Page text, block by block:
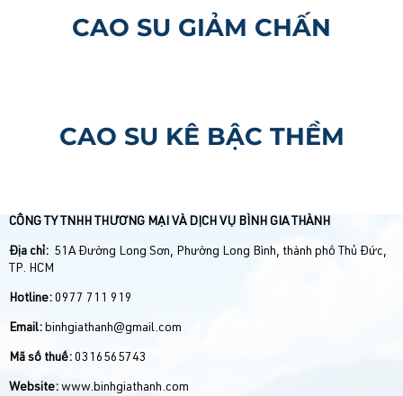
CAO SU GIẢM CHẤN
CAO SU KÊ BẬC THỀM
CÔNG TY TNHH THƯƠNG MẠI VÀ DỊCH VỤ BÌNH GIA THÀNH
Địa chỉ: 51A Đường Long Sơn, Phường Long Bình, thành phố Thủ Đức,
TP. HCM
Hotline: 0977 711 919
Email: binhgiathanh@gmail.com
Mã số thuế: 0316565743
Website: www.binhgiathanh.com